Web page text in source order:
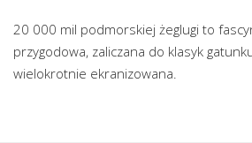
20 000 mil podmorskiej żeglugi to
przygodowa, zaliczana do klasyk
wielokrotnie ekranizowana.